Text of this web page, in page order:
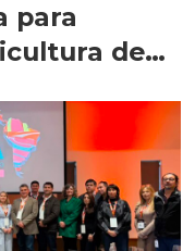
para
de